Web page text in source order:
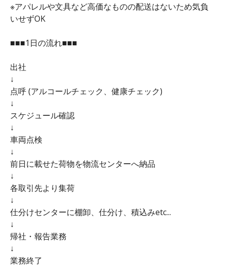
※アパレルや文具など高価なものの配送はないため気負
いせずOK
■■■1日の流れ■■■
出社
↓
点呼 (アルコールチェック、健康チェック)
↓
スケジュール確認
↓
車両点検
↓
前日に載せた荷物を物流センターへ納品
↓
各取引先より集荷
↓
仕分けセンターに棚卸、仕分け、積込みetc...
↓
帰社・報告業務
↓
業務終了